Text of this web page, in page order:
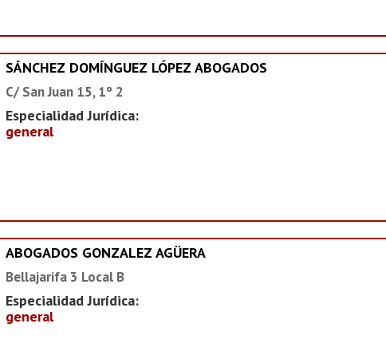
SÁNCHEZ DOMÍNGUEZ LÓPEZ ABOGADOS
C/ San Juan 15, 1º 2
Especialidad Jurídica:
general
ABOGADOS GONZALEZ AGÜERA
Bellajarifa 3 Local B
Especialidad Jurídica:
general